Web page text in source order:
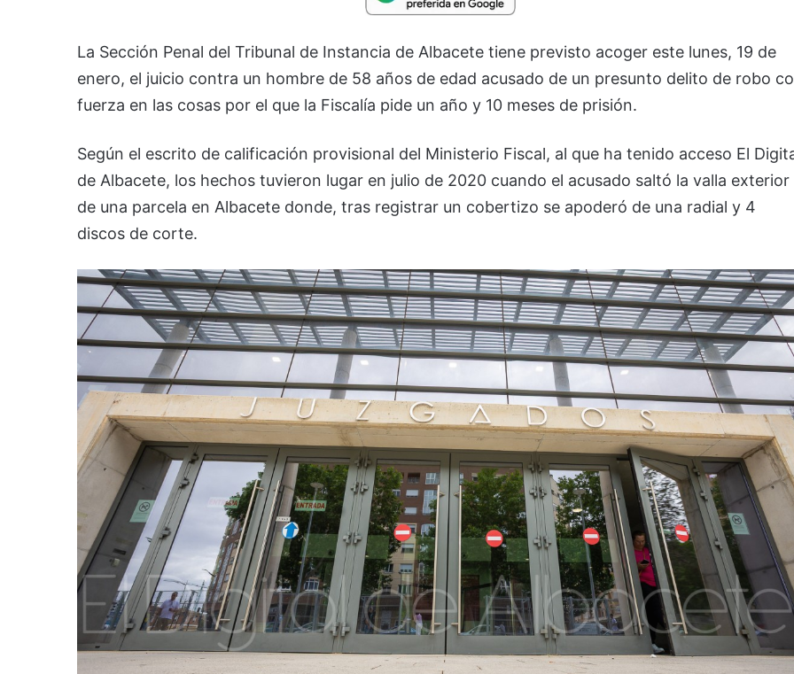
La Sección Penal del Tribunal de Instancia de Albacete tiene previsto acoger este lunes, 19 de
enero, el juicio contra un hombre de 58 años de edad acusado de un presunto delito de robo
fuerza en las cosas por el que la Fiscalía pide un año y 10 meses de prisión.
Según el escrito de calificación provisional del Ministerio Fiscal, al que ha tenido acceso El
de Albacete, los hechos tuvieron lugar en julio de 2020 cuando el acusado saltó la valla exterior
de una parcela en Albacete donde, tras registrar un cobertizo se apoderó de una radial y 4
discos de corte.